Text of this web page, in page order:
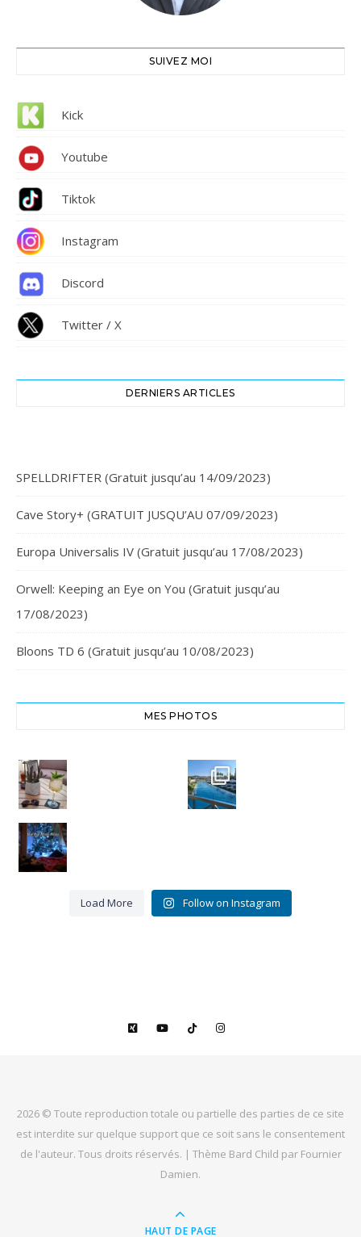
SUIVEZ MOI
Kick
Youtube
Tiktok
Instagram
Discord
Twitter / X
DERNIERS ARTICLES
SPELLDRIFTER (Gratuit jusqu’au 14/09/2023)
Cave Story+ (GRATUIT JUSQU’AU 07/09/2023)
Europa Universalis IV (Gratuit jusqu’au 17/08/2023)
Orwell: Keeping an Eye on You (Gratuit jusqu’au
17/08/2023)
Bloons TD 6 (Gratuit jusqu’au 10/08/2023)
MES PHOTOS
Cheers,
santé
#chania
#crete
resort
3
0
Crête
Euphoria
Resort
Bye bye
Miou-
Miou.
Merci
Load More Follow on Instagram
2026 © Toute reproduction totale ou partielle des parties de ce site
est interdite sur quelque support que ce soit sans le consentement
de l'auteur. Tous droits réservés. | Thème Bard Child par Fournier
Damien.
HAUT DE PAGE